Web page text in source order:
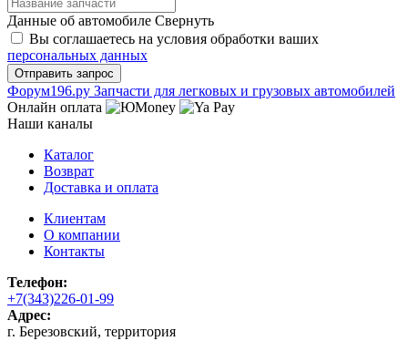
Данные об автомобиле Свернуть
Вы соглашаетесь на условия обработки ваших
персональных данных
Фoрум196.ру Запчасти для легковых и грузовых автомобилей
Онлайн оплата
Наши каналы
Каталог
Возврат
Доставка и оплата
Клиентам
О компании
Контакты
Телефон:
+7(343)226-01-99
Адрес:
г. Березовский, территория